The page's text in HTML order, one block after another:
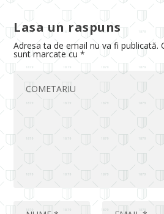
Lasa un raspuns
Adresa ta de email nu va fi publicată.
sunt marcate cu*